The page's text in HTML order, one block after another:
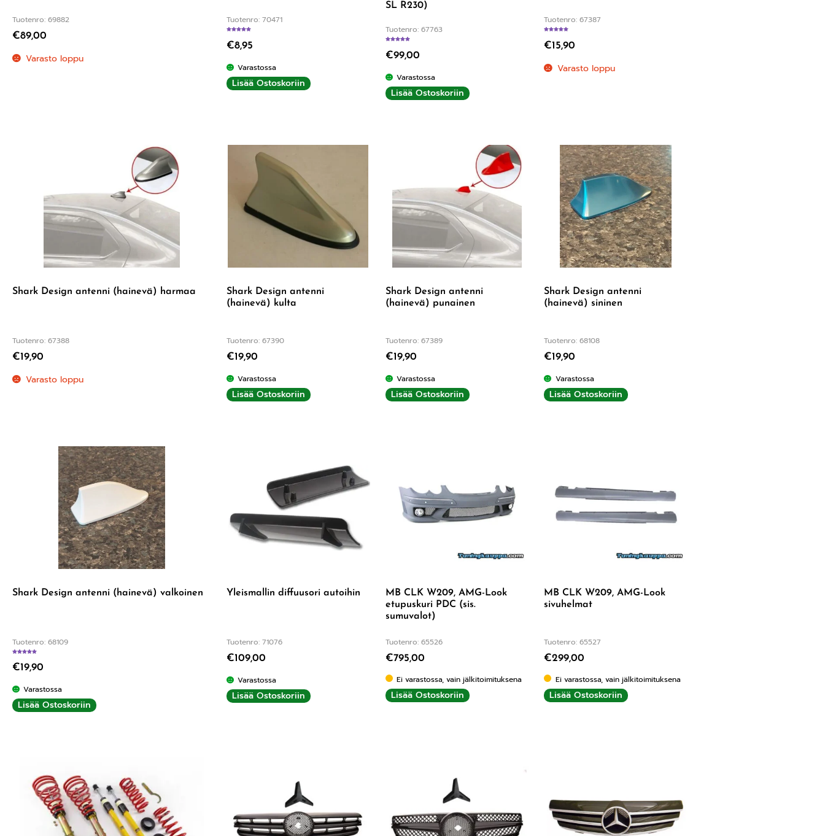
Tuotenro: 69882
€89,00
Varasto loppu
Tuotenro: 70471
€8,95
Varastossa
Lisää Ostoskoriin
SL R230)
Tuotenro: 67763
€99,00
Varastossa
Lisää Ostoskoriin
Tuotenro: 67387
€15,90
Varasto loppu
Shark Design antenni (hainevä) harmaa
Tuotenro: 67388
€19,90
Varasto loppu
Shark Design antenni
(hainevä) kulta
Tuotenro: 67390
€19,90
Varastossa
Lisää Ostoskoriin
Shark Design antenni
(hainevä) punainen
Tuotenro: 67389
€19,90
Varastossa
Lisää Ostoskoriin
Shark Design antenni
(hainevä) sininen
Tuotenro: 68108
€19,90
Varastossa
Lisää Ostoskoriin
Shark Design antenni (hainevä) valkoinen
Tuotenro: 68109
€19,90
Varastossa
Lisää Ostoskoriin
Yleismallin diffuusori autoihin
Tuotenro: 71076
€109,00
Varastossa
Lisää Ostoskoriin
MB CLK W209, AMG-Look
etupuskuri PDC (sis.
sumuvalot)
Tuotenro: 65526
€795,00
Ei varastossa, vain jälkitoimituksena
Lisää Ostoskoriin
MB CLK W209, AMG-Look
sivuhelmat
Tuotenro: 65527
€299,00
Ei varastossa, vain jälkitoimituksena
Lisää Ostoskoriin